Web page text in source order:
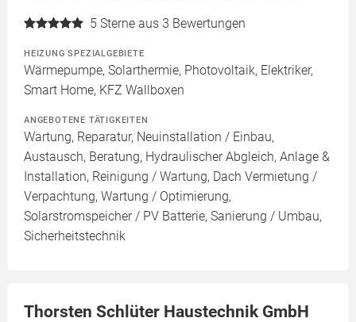
5 Sterne aus 3 Bewertungen
HEIZUNG SPEZIALGEBIETE
Wärmepumpe, Solarthermie, Photovoltaik, Elektriker,
Smart Home, KFZ Wallboxen
ANGEBOTENE TÄTIGKEITEN
Wartung, Reparatur, Neuinstallation / Einbau,
Austausch, Beratung, Hydraulischer Abgleich, Anlage &
Installation, Reinigung / Wartung, Dach Vermietung /
Verpachtung, Wartung / Optimierung,
Solarstromspeicher / PV Batterie, Sanierung / Umbau,
Sicherheitstechnik
Thorsten Schlüter Haustechnik GmbH